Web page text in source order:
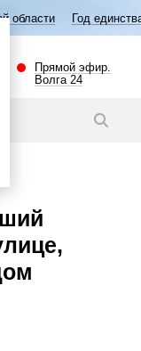
Год единства народов
Прямой эфир.
Волга 24